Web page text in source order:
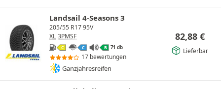
Landsail 4-Seasons 3
205/55 R17 95V
XL 3PMSF
C C B 71 db
17 bewertungen
Ganzjahresreifen
82,88 €
Lieferbar